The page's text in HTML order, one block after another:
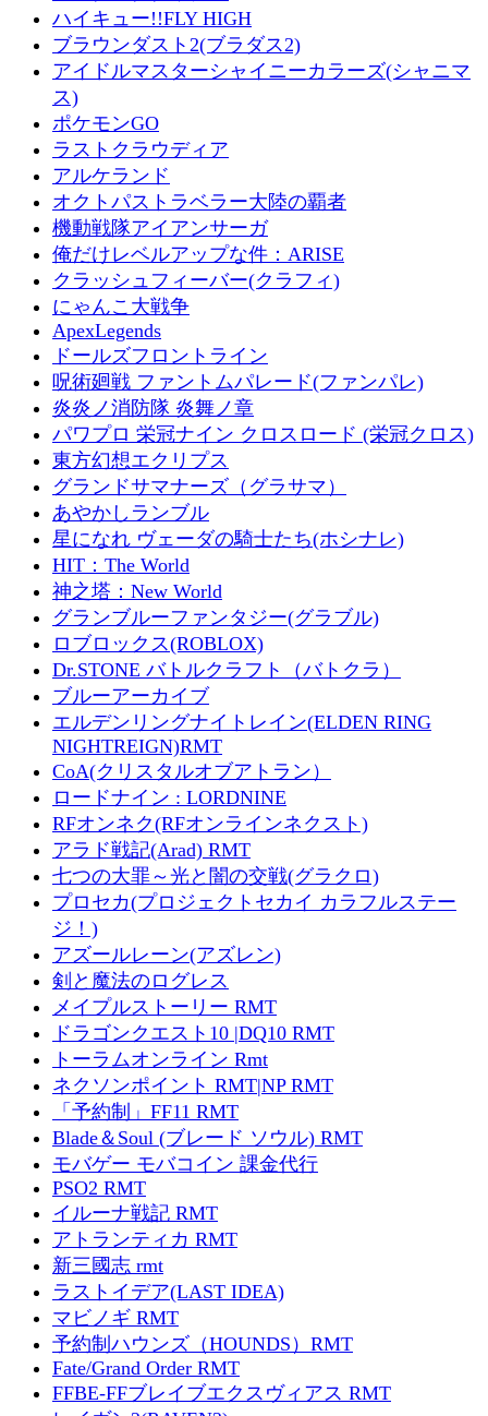
ハイキュー!!FLY HIGH
ブラウンダスト2(ブラダス2)
アイドルマスターシャイニーカラーズ(シャニマ
ス)
ポケモンGO
ラストクラウディア
アルケランド
オクトパストラベラー大陸の覇者
機動戦隊アイアンサーガ
俺だけレベルアップな件：ARISE
クラッシュフィーバー(クラフィ)
にゃんこ大戦争
ApexLegends
ドールズフロントライン
呪術廻戦 ファントムパレード(ファンパレ)
炎炎ノ消防隊 炎舞ノ章
パワプロ 栄冠ナイン クロスロード (栄冠クロス)
東方幻想エクリプス
グランドサマナーズ（グラサマ）
あやかしランブル
星になれ ヴェーダの騎士たち(ホシナレ)
HIT：The World
神之塔：New World
グランブルーファンタジー(グラブル)
ロブロックス(ROBLOX)
Dr.STONE バトルクラフト（バトクラ）
ブルーアーカイブ
エルデンリングナイトレイン(ELDEN RING
NIGHTREIGN)RMT
CoA(クリスタルオブアトラン）
ロードナイン : LORDNINE
RFオンネク(RFオンラインネクスト)
アラド戦記(Arad) RMT
七つの大罪～光と闇の交戦(グラクロ)
プロセカ(プロジェクトセカイ カラフルステー
ジ！)
アズールレーン(アズレン)
剣と魔法のログレス
メイプルストーリー RMT
ドラゴンクエスト10 |DQ10 RMT
トーラムオンライン Rmt
ネクソンポイント RMT|NP RMT
「予約制」FF11 RMT
Blade＆Soul (ブレード ソウル) RMT
モバゲー モバコイン 課金代行
PSO2 RMT
イルーナ戦記 RMT
アトランティカ RMT
新三國志 rmt
ラストイデア(LAST IDEA)
マビノギ RMT
予約制ハウンズ（HOUNDS）RMT
Fate/Grand Order RMT
FFBE-FFブレイブエクスヴィアス RMT